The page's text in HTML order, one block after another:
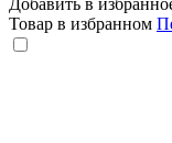
Товар в избранном